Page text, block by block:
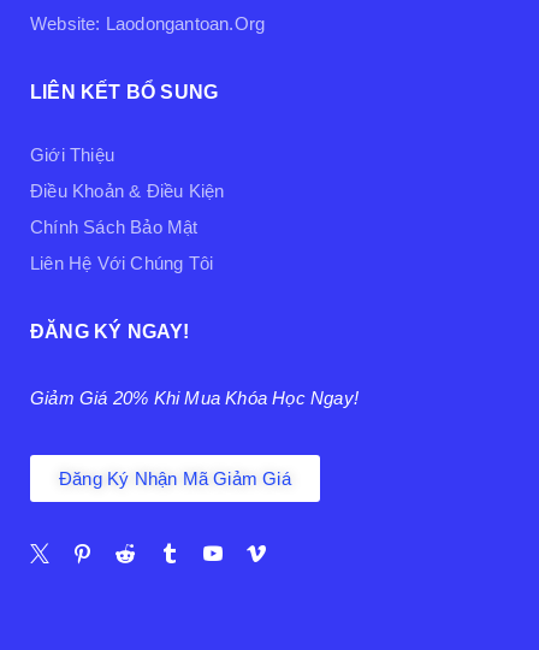
Website: Laodongantoan.org
LIÊN KẾT BỔ SUNG
Giới Thiệu
Điều Khoản & Điều Kiện
Chính Sách Bảo Mật
Liên Hệ Với Chúng Tôi
ĐĂNG KÝ NGAY!
Giảm Giá 20% Khi Mua Khóa Học Ngay!
Đăng Ký Nhận Mã Giảm Giá